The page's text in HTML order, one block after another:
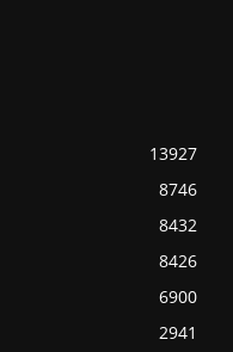
13927
8746
8432
8426
6900
2941